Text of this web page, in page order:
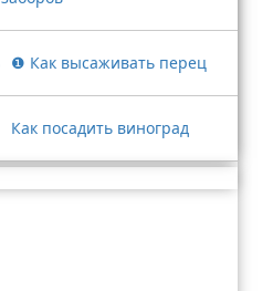
❶ Как высаживать перец
Как посадить виноград